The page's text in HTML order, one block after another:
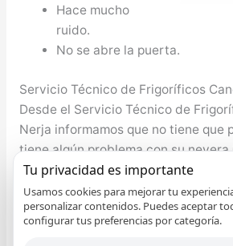
Hace mucho
ruido.
No se abre la puerta.
Servicio Técnico de Frigoríficos
Desde el Servicio Técnico de
Nerja informamos que no tiene que
tiene algún problema con su nevera
compresor de la nevera no
torno, no enfría apropiadamente,
problema lo solventamos. Nuestro
nuestro seres queridos depende
Tu privacidad es importante
Usamos cookies para mejorar tu
personalizar contenidos. Puedes aceptar
configurar tus preferencias por categoría.